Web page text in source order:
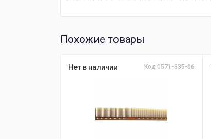
Похожие товары
Нет в наличии Код 0571-335-06